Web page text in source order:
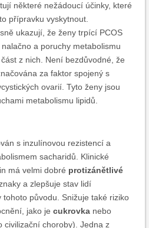
některé nežádoucí účinky, které
přípravku vyskytnout.
ukazují, že ženy trpící PCOS
a poruchy metabolismu
z nich. Není bezdůvodné, že
za faktor spojený s
ovarií. Tyto ženy jsou
metabolismu lipidů.
s inzulínovou rezistencí a
sacharidů. Klinické
má velmi dobré protizánětlivé
a zlepšuje stav lidí
původu. Snižuje také riziko
jako je cukrovka nebo
civilizační choroby). Jedna z